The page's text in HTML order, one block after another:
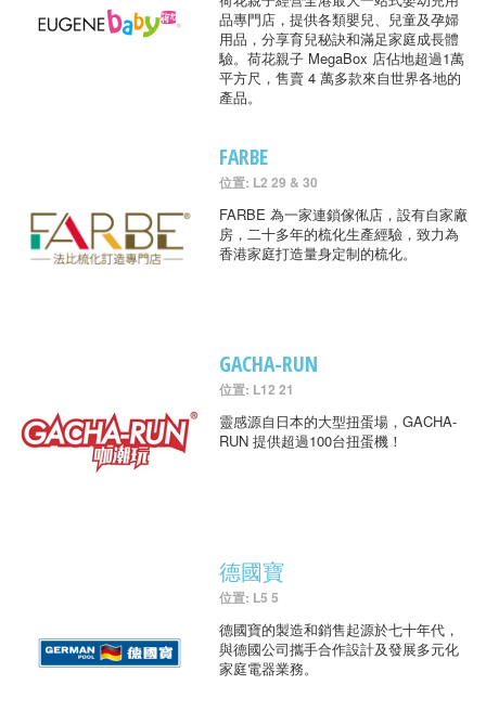
品專門店，提供各類嬰兒、兒童及孕婦
用品，分享育兒秘訣和滿足家庭成長體
驗。荷花親子 MegaBox 店佔地超過1萬
平方尺，售賣 4 萬多款來自世界各地的
產品。
FARBE
位置: L2 29 & 30
FARBE 為一家連鎖傢俬店，設有自家廠
房，二十多年的梳化生產經驗，致力為
香港家庭打造量身定制的梳化。
GACHA-RUN
位置: L12 21
靈感源自日本的大型扭蛋場，GACHA-
RUN 提供超過100台扭蛋機！
德國寶
位置: L5 5
德國寶的製造和銷售起源於七十年代，
與德國公司攜手合作設計及發展多元化
家庭電器業務。